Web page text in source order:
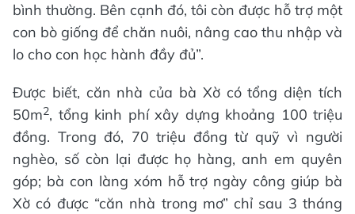
bình thường. Bên cạnh đó, tôi còn được hỗ trợ một
con bò giống để chăn nuôi, nâng cao thu nhập và
lo cho con học hành đầy đủ”.
Được biết, căn nhà của bà Xờ có tổng diện tích
50m2, tổng kinh phí xây dựng khoảng 100 triệu
đồng. Trong đó, 70 triệu đồng từ quỹ vì người
nghèo, số còn lại được họ hàng, anh em quyên
góp; bà con làng xóm hỗ trợ ngày công giúp bà
Xờ có được “căn nhà trong mơ” chỉ sau 3 tháng